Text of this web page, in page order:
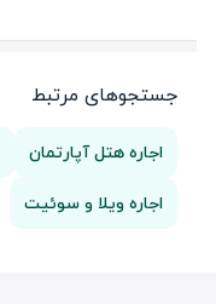
جستجوهای مرتبط
اجاره هتل آپارتمان
اجاره ویلا و سوئیت